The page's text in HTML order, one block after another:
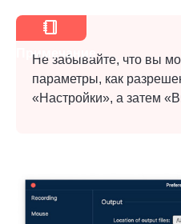
Примечание
Не забывайте, что вы
параметры, как
«Настройки», а затем